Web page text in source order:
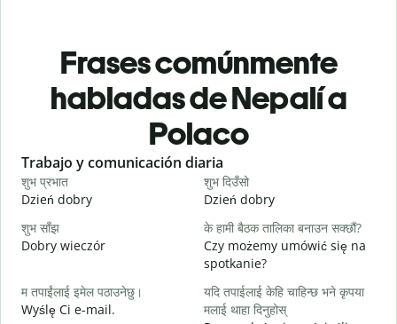
Frases comúnmente
habladas de Nepalí a
Polaco
Slide 1 of 6
Trabajo y comunicación diaria
शुभ प्रभात
Dzień dobry
शुभ दिउँसो
Dzień dobry
शुभ साँझ
Dobry wieczór
के हामी बैठक तालिका बनाउन सक्छौं?
Czy możemy umówić się na
spotkanie?
म तपाईंलाई इमेल पठाउनेछु।
Wyślę Ci e-mail.
यदि तपाईलाई केहि चाहिन्छ भने कृपया
मलाई थाहा दिनुहोस्